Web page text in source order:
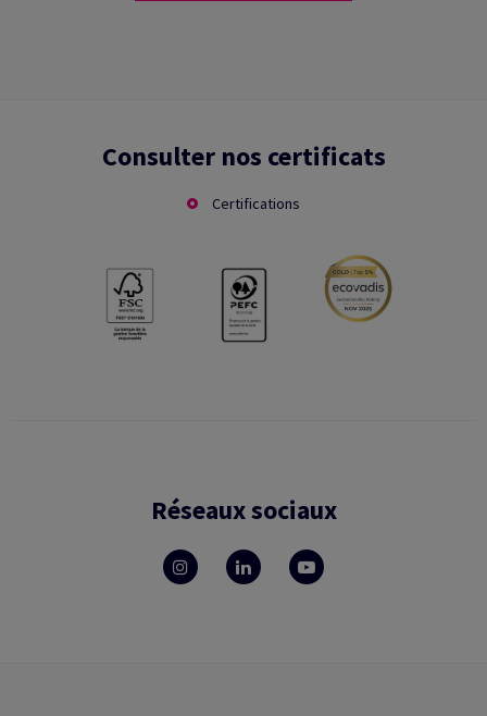
Consulter nos certificats
Certifications
Réseaux sociaux